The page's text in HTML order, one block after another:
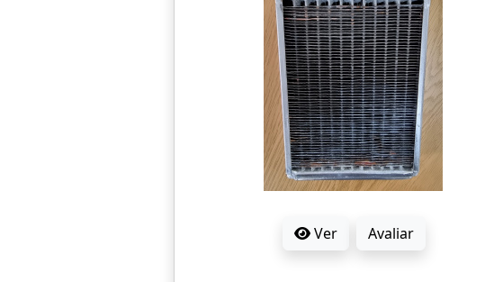
Ver Avaliar